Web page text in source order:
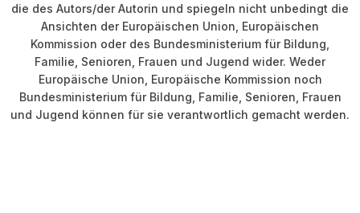
die des Autors/der Autorin und spiegeln nicht unbedingt die
Ansichten der Europäischen Union, Europäischen
Kommission oder des Bundesministerium für Bildung,
Familie, Senioren, Frauen und Jugend wider. Weder
Europäische Union, Europäische Kommission noch
Bundesministerium für Bildung, Familie, Senioren, Frauen
und Jugend können für sie verantwortlich gemacht werden.